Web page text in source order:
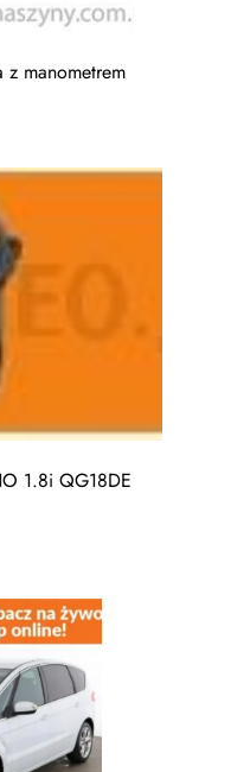
z manometrem
1.8i QG18DE